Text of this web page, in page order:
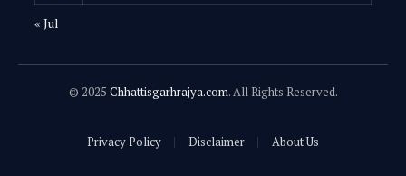
« Jul
© 2025 Chhattisgarhrajya.com. All Rights Reserved.
Privacy Policy Disclaimer About Us